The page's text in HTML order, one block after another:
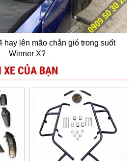
hay lên mão chắn gió trong suốt
Winner X?
XE CỦA BẠN